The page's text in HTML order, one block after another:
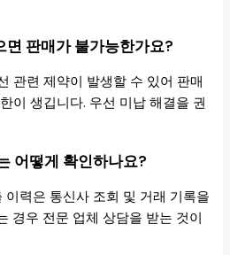
면 판매가 불가능한가요?
관련 제약이 발생할 수 있어 판매
이 생깁니다. 우선 미납 해결을 권
어떻게 확인하나요?
력은 통신사 조회 및 거래 기록을
경우 전문 업체 상담을 받는 것이